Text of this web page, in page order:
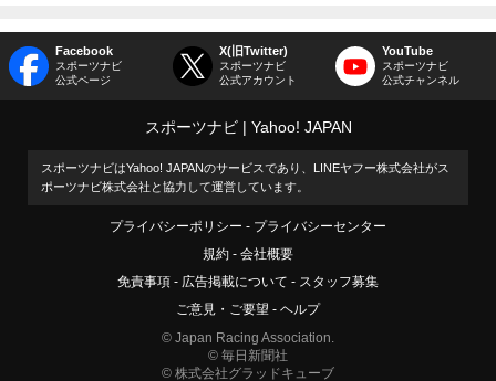
Facebook
スポーツナビ
公式ページ
X(旧Twitter)
スポーツナビ
公式アカウント
YouTube
スポーツナビ
公式チャンネル
スポーツナビ Yahoo! JAPAN
スポーツナビはYahoo! JAPANのサービスであり、LINEヤフー株式会社がス
ポーツナビ株式会社と協力して運営しています。
プライバシーポリシー
プライバシーセンター
規約
会社概要
免責事項
広告掲載について
スタッフ募集
ご意見・ご要望
ヘルプ
© Japan Racing Association.
© 毎日新聞社
© 株式会社グラッドキューブ